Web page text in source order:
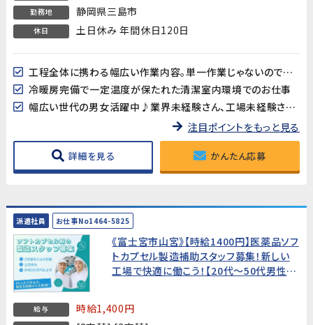
勤務地 静岡県三島市
休日 土日休み 年間休日120日
工程全体に携わる幅広い作業内容。単一作業じゃないので飽きにくく続けやすい
冷暖房完備で一定温度が保たれた清潔室内環境でのお仕事
幅広い世代の男女活躍中♪業界未経験さん、工場未経験さんのご応募も歓迎
注目ポイントをもっと見る
詳細を見る かんたん応募
派遣社員 お仕事No1464-5825
《富士宮市山宮》【時給1400円】医薬品ソフ
トカプセル製造補助スタッフ募集！新しい
工場で快適に働こう！【20代～50代男性活
給与 時給1,400円